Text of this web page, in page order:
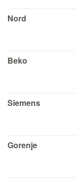
Nord
Beko
Siemens
Gorenje